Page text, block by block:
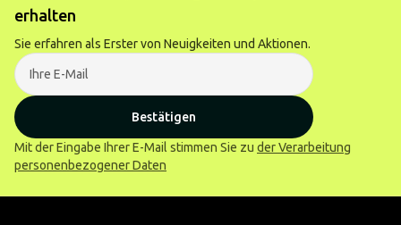
erhalten
Sie erfahren als Erster von Neuigkeiten und Aktionen.
Bestätigen
Mit der Eingabe Ihrer E-Mail stimmen Sie zu der Verarbeitung
personenbezogener Daten